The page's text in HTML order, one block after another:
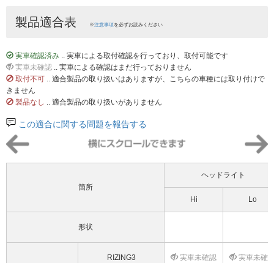
製品適合表 ※注意事項を必ずお読みください
実車確認済み .. 実車による取付確認を行っており、取付可能です
実車未確認 .. 実車による確認はまだ行っておりません
取付不可 .. 適合製品の取り扱いはありますが、こちらの車種には取り付けで
きません
製品なし .. 適合製品の取り扱いがありません
この適合に関する問題を報告する
箇所
ヘッドライト
Hi Lo
形状
RIZING3 実車未確認 実車未確